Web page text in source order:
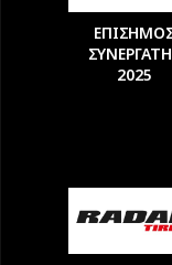
2025